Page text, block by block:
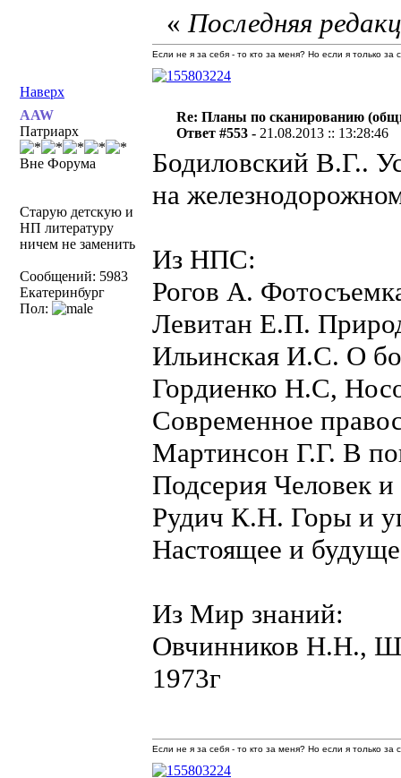
Наверх
«Последняя
Если не я за себя - то кто за меня? Но если я только
AAW
Патриарх
Вне Форума
Старую детскую и
НП литературу
ничем не заменить
Сообщений: 5983
Екатеринбург
Пол:
Re: Планы по сканированию
Ответ #553 - 21.08.2013 :: 13:28:46
Бодиловский В.Г..
на
Из НПС:
Рогов А.
Левитан Е.П.
Ильинская И.С. О
Гордиенко Н.С,
Современное
Мартинсон Г.Г. В
Подсерия Человек
Рудич К.Н. Горы и
Настоящее и
Из Мир знаний:
Овчинников Н.Н.,
1973г
Если не я за себя - то кто за меня? Но если я только